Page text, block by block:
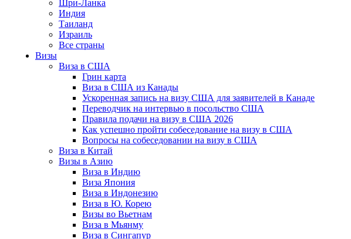
Шри-Ланка
Индия
Таиланд
Израиль
Все страны
Визы
Виза в США
Грин карта
Виза в США из Канады
Ускоренная запись на визу США для заявителей в Канаде
Переводчик на интервью в посольство США
Правила подачи на визу в США 2026
Как успешно пройти собеседование на визу в США
Вопросы на собеседовании на визу в США
Виза в Китай
Визы в Азию
Виза в Индию
Виза Япония
Виза в Индонезию
Виза в Ю. Корею
Визы во Вьетнам
Виза в Мьянму
Виза в Сингапур